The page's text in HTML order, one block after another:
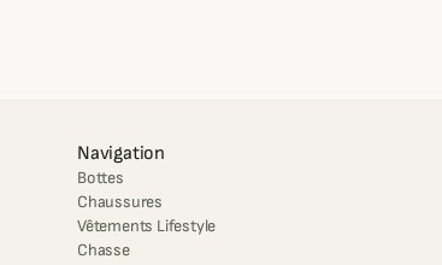
Navigation
Bottes
Chaussures
Vêtements Lifestyle
Chasse